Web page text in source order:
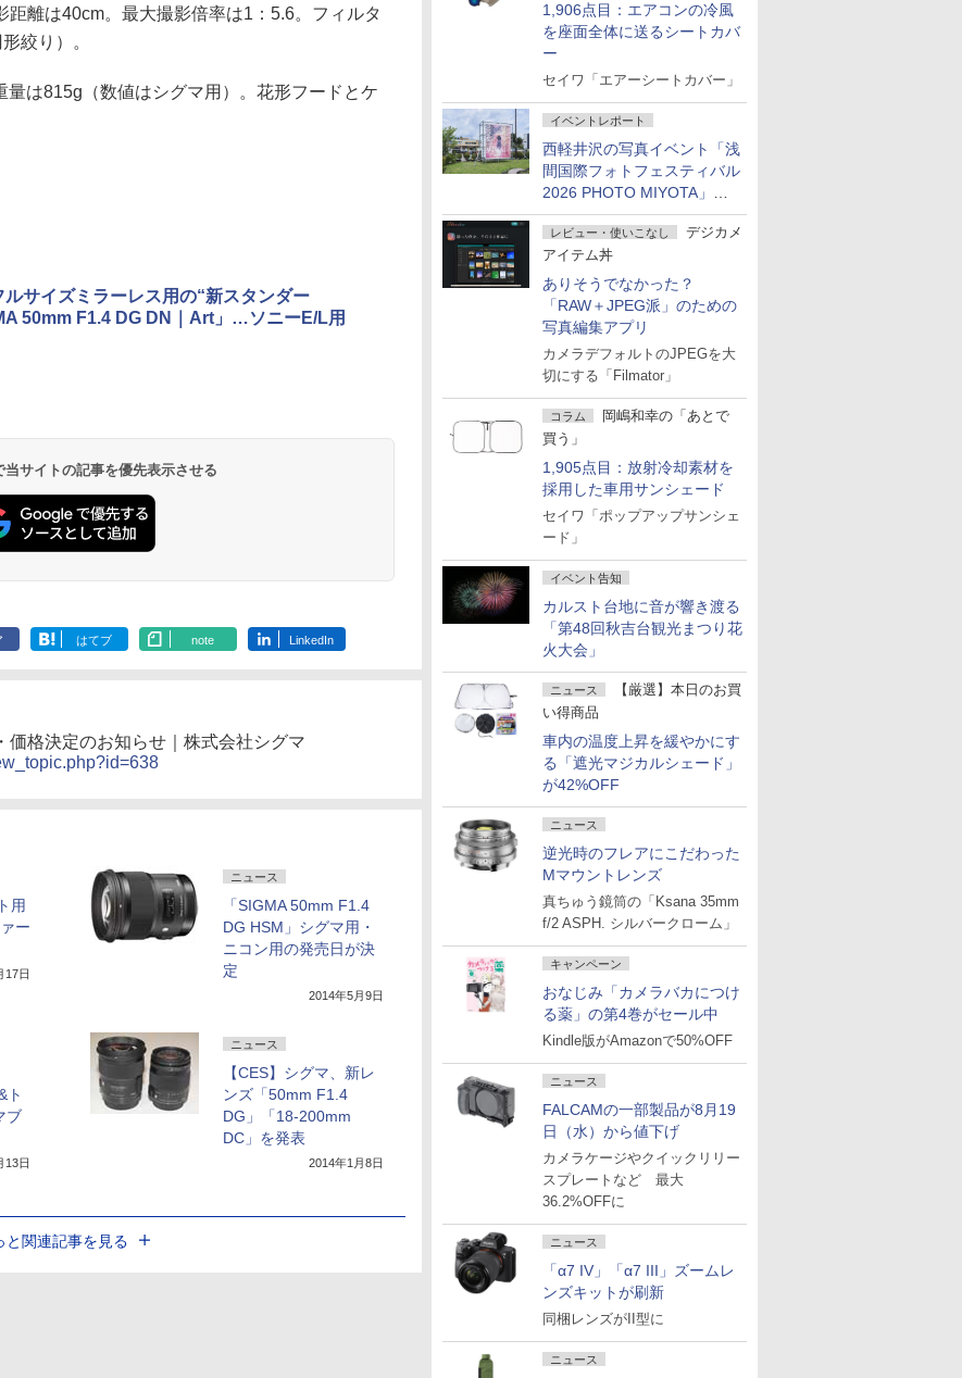
1,906点目：エアコンの冷風
を座面全体に送るシートカバ
ー
セイワ「エアーシートカバー」
イベントレポート
西軽井沢の写真イベント「浅
間国際フォトフェスティバル
2026 PHOTO MIYOTA」が
開幕
レビュー・使いこなし
デジカメ
アイテム丼
ありそうでなかった？
「RAW＋JPEG派」のための
写真編集アプリ
カメラデフォルトのJPEGを大
切にする「Filmator」
コラム
岡嶋和幸の「あとで
買う」
1,905点目：放射冷却素材を
採用した車用サンシェード
セイワ「ポップアップサンシェ
ード」
イベント告知
カルスト台地に音が響き渡る
「第48回秋吉台観光まつり花
火大会」
ニュース
【厳選】本日のお買
い得商品
車内の温度上昇を緩やかにす
る「遮光マジカルシェード」
が42%OFF
ニュース
逆光時のフレアにこだわった
Mマウントレンズ
真ちゅう鏡筒の「Ksana 35mm
f/2 ASPH. シルバークローム」
キャンペーン
おなじみ「カメラバカにつけ
る薬」の第4巻がセール中
Kindle版がAmazonで50%OFF
ニュース
FALCAMの一部製品が8月19
日（水）から値下げ
カメラケージやクイックリリー
スプレートなど 最大
36.2%OFFに
ニュース
「α7 IV」「α7 III」ズームレ
ンズキットが刷新
同梱レンズがII型に
ニュース
離は40cm。最大撮影倍率は1：5.6。フィルタ
絞り）。
は815g（数値はシグマ用）。花形フードとケ
ルサイズミラーレス用の“新スタンダー
50mm F1.4 DG DN｜Art」…ソニーE/L用
サイトの記事を優先表示させる
はてブ note LinkedIn
価格決定のお知らせ｜株式会社シグマ
用
ー
17日
ニュース
「SIGMA 50mm F1.4
DG HSM」シグマ用・
ニコン用の発売日が決
定
2014年5月9日
ト
ブ
13日
ニュース
【CES】シグマ、新レ
ンズ「50mm F1.4
DG」「18-200mm
DC」を発表
2014年1月8日
と関連記事を見る